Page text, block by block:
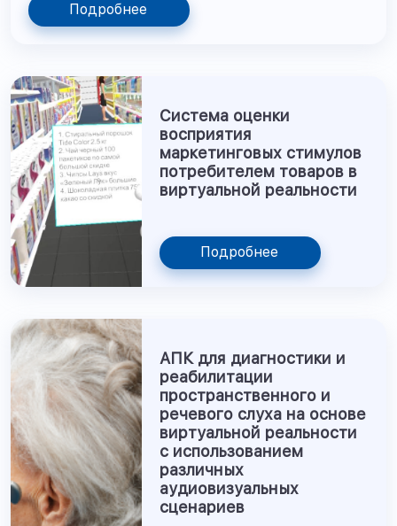
Подробнее
Cистема оценки
восприятия
маркетинговых стимулов
потребителем товаров в
виртуальной реальности
Подробнее
АПК для диагностики и
реабилитации
пространственного и
речевого слуха на основе
виртуальной реальности
с использованием
различных
аудиовизуальных
сценариев